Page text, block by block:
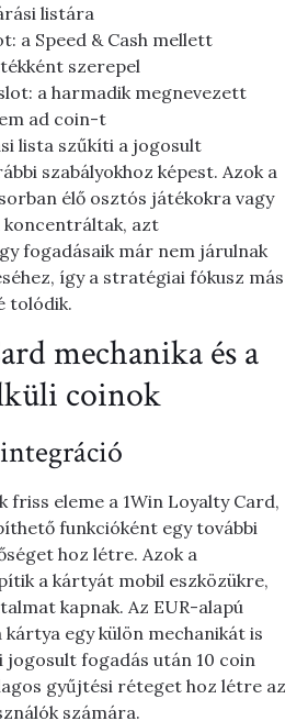
listára
a Speed & Cash mellett
szerepel
a harmadik megnevezett
ad coin-t
lista szűkíti a jogosult
szabályokhoz képest. Azok a
élő osztós játékokra vagy
azt
fogadásaik már nem járulnak
így a stratégiai fókusz más
tolódik.
mechanika és a
coinok
friss eleme a 1Win Loyalty Card,
funkcióként egy további
hoz létre. Azok a
a kártyát mobil eszközükre,
kapnak. Az EUR-alapú
kártya egy külön mechanikát is
jogosult fogadás után 10 coin
gyűjtési réteget hoz létre az
számára.